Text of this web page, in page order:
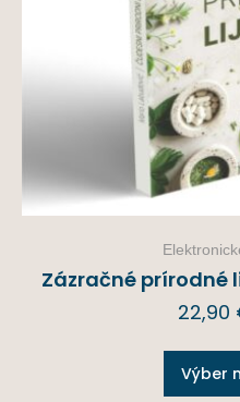
Zázračné prírodné
22,90
Výber